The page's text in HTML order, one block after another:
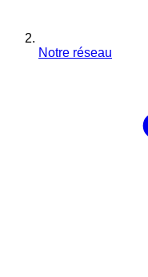
Notre réseau